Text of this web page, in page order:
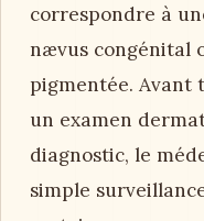
correspondre à
nævus congénital
pigmentée.
un examen
diagnostic, le
simple